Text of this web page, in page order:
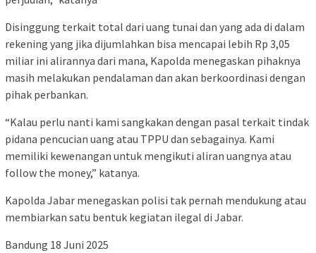
Disinggung terkait total dari uang tunai dan yang ada di dalam
rekening yang jika dijumlahkan bisa mencapai lebih Rp 3,05
miliar ini alirannya dari mana, Kapolda menegaskan pihaknya
masih melakukan pendalaman dan akan berkoordinasi dengan
pihak perbankan.
“Kalau perlu nanti kami sangkakan dengan pasal terkait tindak
pidana pencucian uang atau TPPU dan sebagainya. Kami
memiliki kewenangan untuk mengikuti aliran uangnya atau
follow the money,” katanya.
Kapolda Jabar menegaskan polisi tak pernah mendukung atau
membiarkan satu bentuk kegiatan ilegal di Jabar.
Bandung 18 Juni 2025